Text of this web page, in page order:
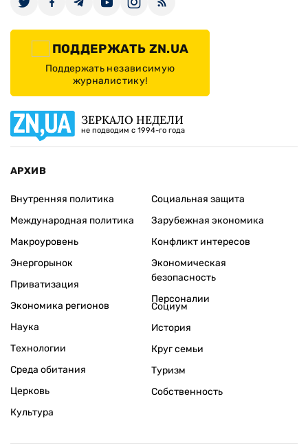
ПОДДЕРЖАТЬ ZN.UA
Поддержать независимую
журналистику!
ЗЕРКАЛО НЕДЕЛИ
не подводим с 1994-го года
АРХИВ
Внутренняя политика
Международная политика
Макроуровень
Энергорынок
Приватизация
Экономика регионов
Социальная защита
Зарубежная экономика
Конфликт интересов
Экономическая
безопасность
Персоналии
Наука
Технологии
Среда обитания
Церковь
Культура
Социум
История
Круг семьи
Туризм
Собственность